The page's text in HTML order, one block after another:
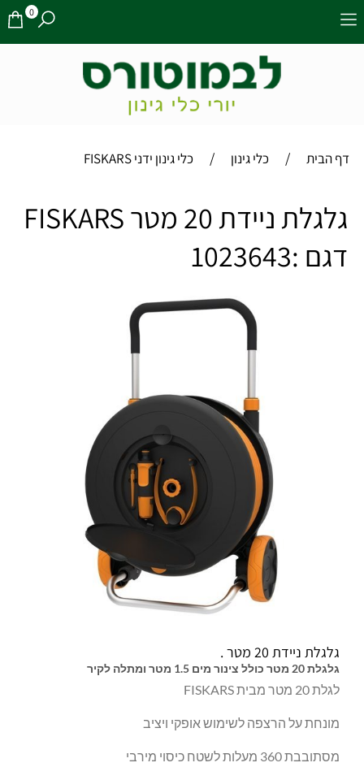
0
דף הבית / כלי גינון / כלי גינון ידני FISKARS
גלגלת ניידת 20 מטר FISKARS
דגם :1023643
גלגלת ניידת 20 מטר .
גלגלת 20 מטר כולל צינור מים 1.5 מטר ומתלה לקיר
לגלת 20 מטר מבית FISKARS
מונחת על הרצפה לשימוש אופקי ויציב
מסתובבת 360 מעלות לשטח כיסוי מירבי